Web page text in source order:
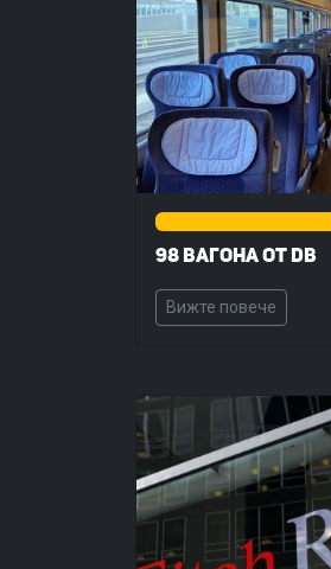
0%
98 вагона от DB
Вижте повече